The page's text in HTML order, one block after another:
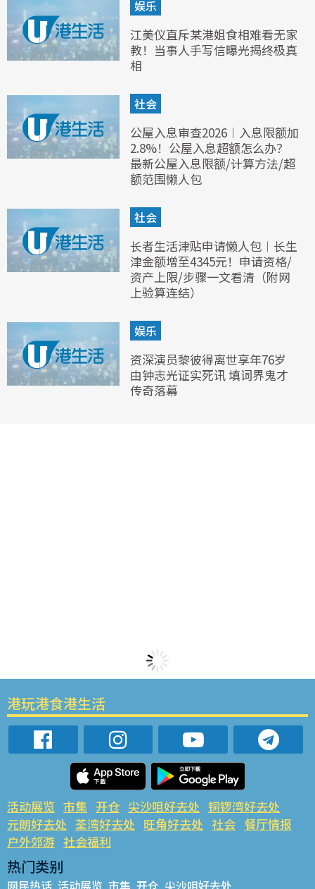
娱乐
江美仪直斥某港姐食相难看无家
教！当事人手写信曝光揭终极真
相
社会
公屋入息审查2026︱入息限额加
2.8%！公屋入息超额怎么办？
最新公屋入息限额/计算方法/超
额范围懒人包
社会
长者生活津贴申请懒人包︱长生
津金额增至4345元！申请资格/
资产上限/步骤一文看清（附网
上验算连结）
娱乐
资深演员黎彼得离世享年76岁
由钟志光证实死讯 填词界鬼才
传奇落幕
港玩港食港生活
活动展览 市集 开仓 尖沙咀好去处 铜锣湾好去处
元朗好去处 荃湾好去处 旺角好去处 社会 餐厅情报
户外郊游 社会福利
热门类别
网民热话 活动展览 市集 开仓 尖沙咀好去处